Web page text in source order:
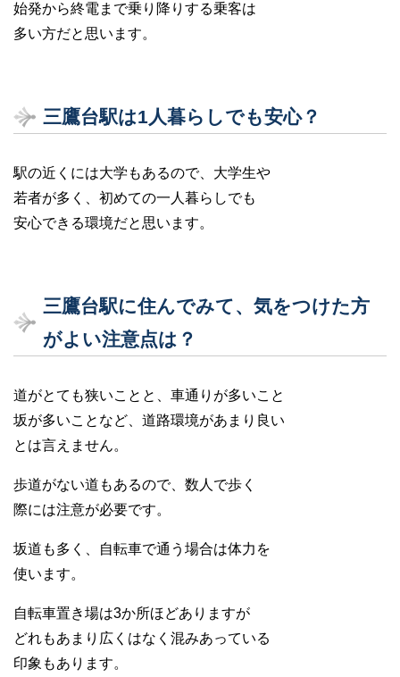
始発から終電まで乗り降りする乗客は
多い方だと思います。
三鷹台駅は1人暮らしでも安心？
駅の近くには大学もあるので、大学生や
若者が多く、初めての一人暮らしでも
安心できる環境だと思います。
三鷹台駅に住んでみて、気をつけた方
がよい注意点は？
道がとても狭いことと、車通りが多いこと
坂が多いことなど、道路環境があまり良い
とは言えません。
歩道がない道もあるので、数人で歩く
際には注意が必要です。
坂道も多く、自転車で通う場合は体力を
使います。
自転車置き場は3か所ほどありますが
どれもあまり広くはなく混みあっている
印象もあります。